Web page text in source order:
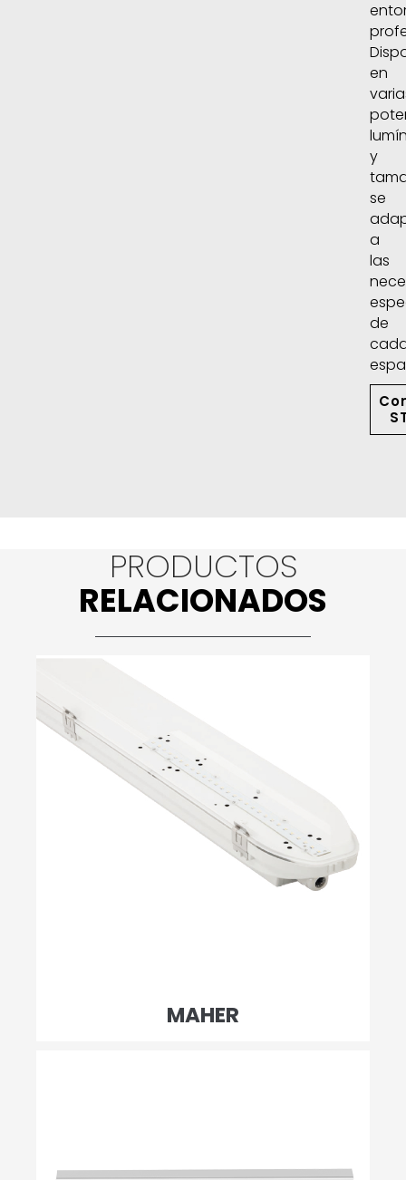
en
y
se
a
las
de
PRODUCTOS
RELACIONADOS
MAHER